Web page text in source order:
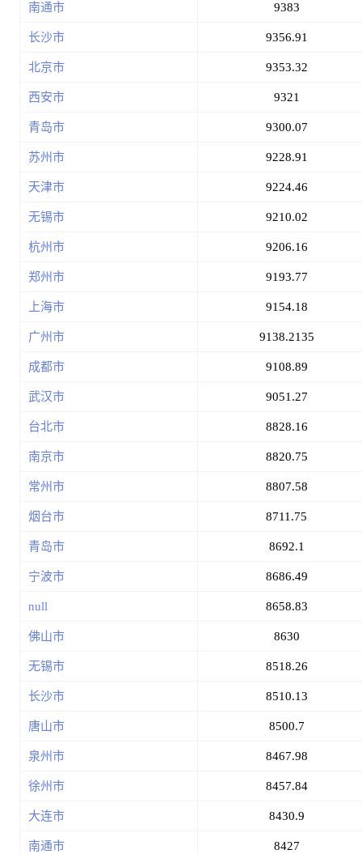
南通市 9383
长沙市 9356.91
北京市 9353.32
西安市 9321
青岛市 9300.07
苏州市 9228.91
天津市 9224.46
无锡市 9210.02
杭州市 9206.16
郑州市 9193.77
上海市 9154.18
广州市 9138.2135
成都市 9108.89
武汉市 9051.27
台北市 8828.16
南京市 8820.75
常州市 8807.58
烟台市 8711.75
青岛市 8692.1
宁波市 8686.49
null 8658.83
佛山市 8630
无锡市 8518.26
长沙市 8510.13
唐山市 8500.7
泉州市 8467.98
徐州市 8457.84
大连市 8430.9
南通市 8427